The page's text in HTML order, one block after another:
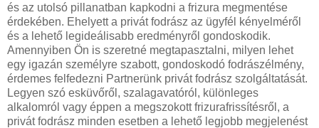
és az utolsó pillanatban kapkodni a frizura megmentése
érdekében. Ehelyett a privát fodrász az ügyfél kényelméről
és a lehető legideálisabb eredményről gondoskodik.
Amennyiben Ön is szeretné megtapasztalni, milyen lehet
egy igazán személyre szabott, gondoskodó fodrászélmény,
érdemes felfedezni Partnerünk privát fodrász szolgáltatását.
Legyen szó esküvőről, szalagavatóról, különleges
alkalomról vagy éppen a megszokott frizurafrissítésről, a
privát fodrász minden esetben a lehető legjobb megjelenést